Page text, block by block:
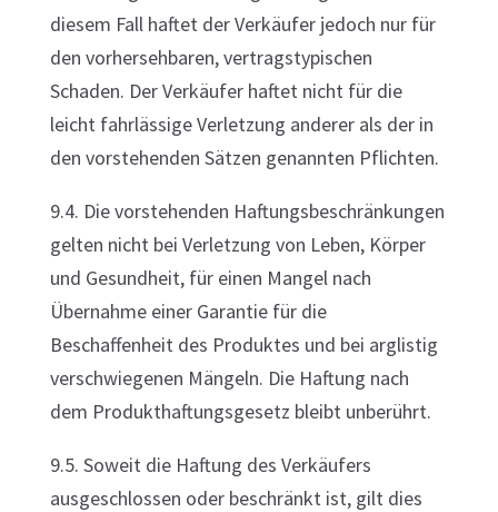
diesem Fall haftet der Verkäufer jedoch nur für
den vorhersehbaren, vertragstypischen
Schaden. Der Verkäufer haftet nicht für die
leicht fahrlässige Verletzung anderer als der in
den vorstehenden Sätzen genannten Pflichten.
9.4. Die vorstehenden Haftungsbeschränkungen
gelten nicht bei Verletzung von Leben, Körper
und Gesundheit, für einen Mangel nach
Übernahme einer Garantie für die
Beschaffenheit des Produktes und bei arglistig
verschwiegenen Mängeln. Die Haftung nach
dem Produkthaftungsgesetz bleibt unberührt.
9.5. Soweit die Haftung des Verkäufers
ausgeschlossen oder beschränkt ist, gilt dies